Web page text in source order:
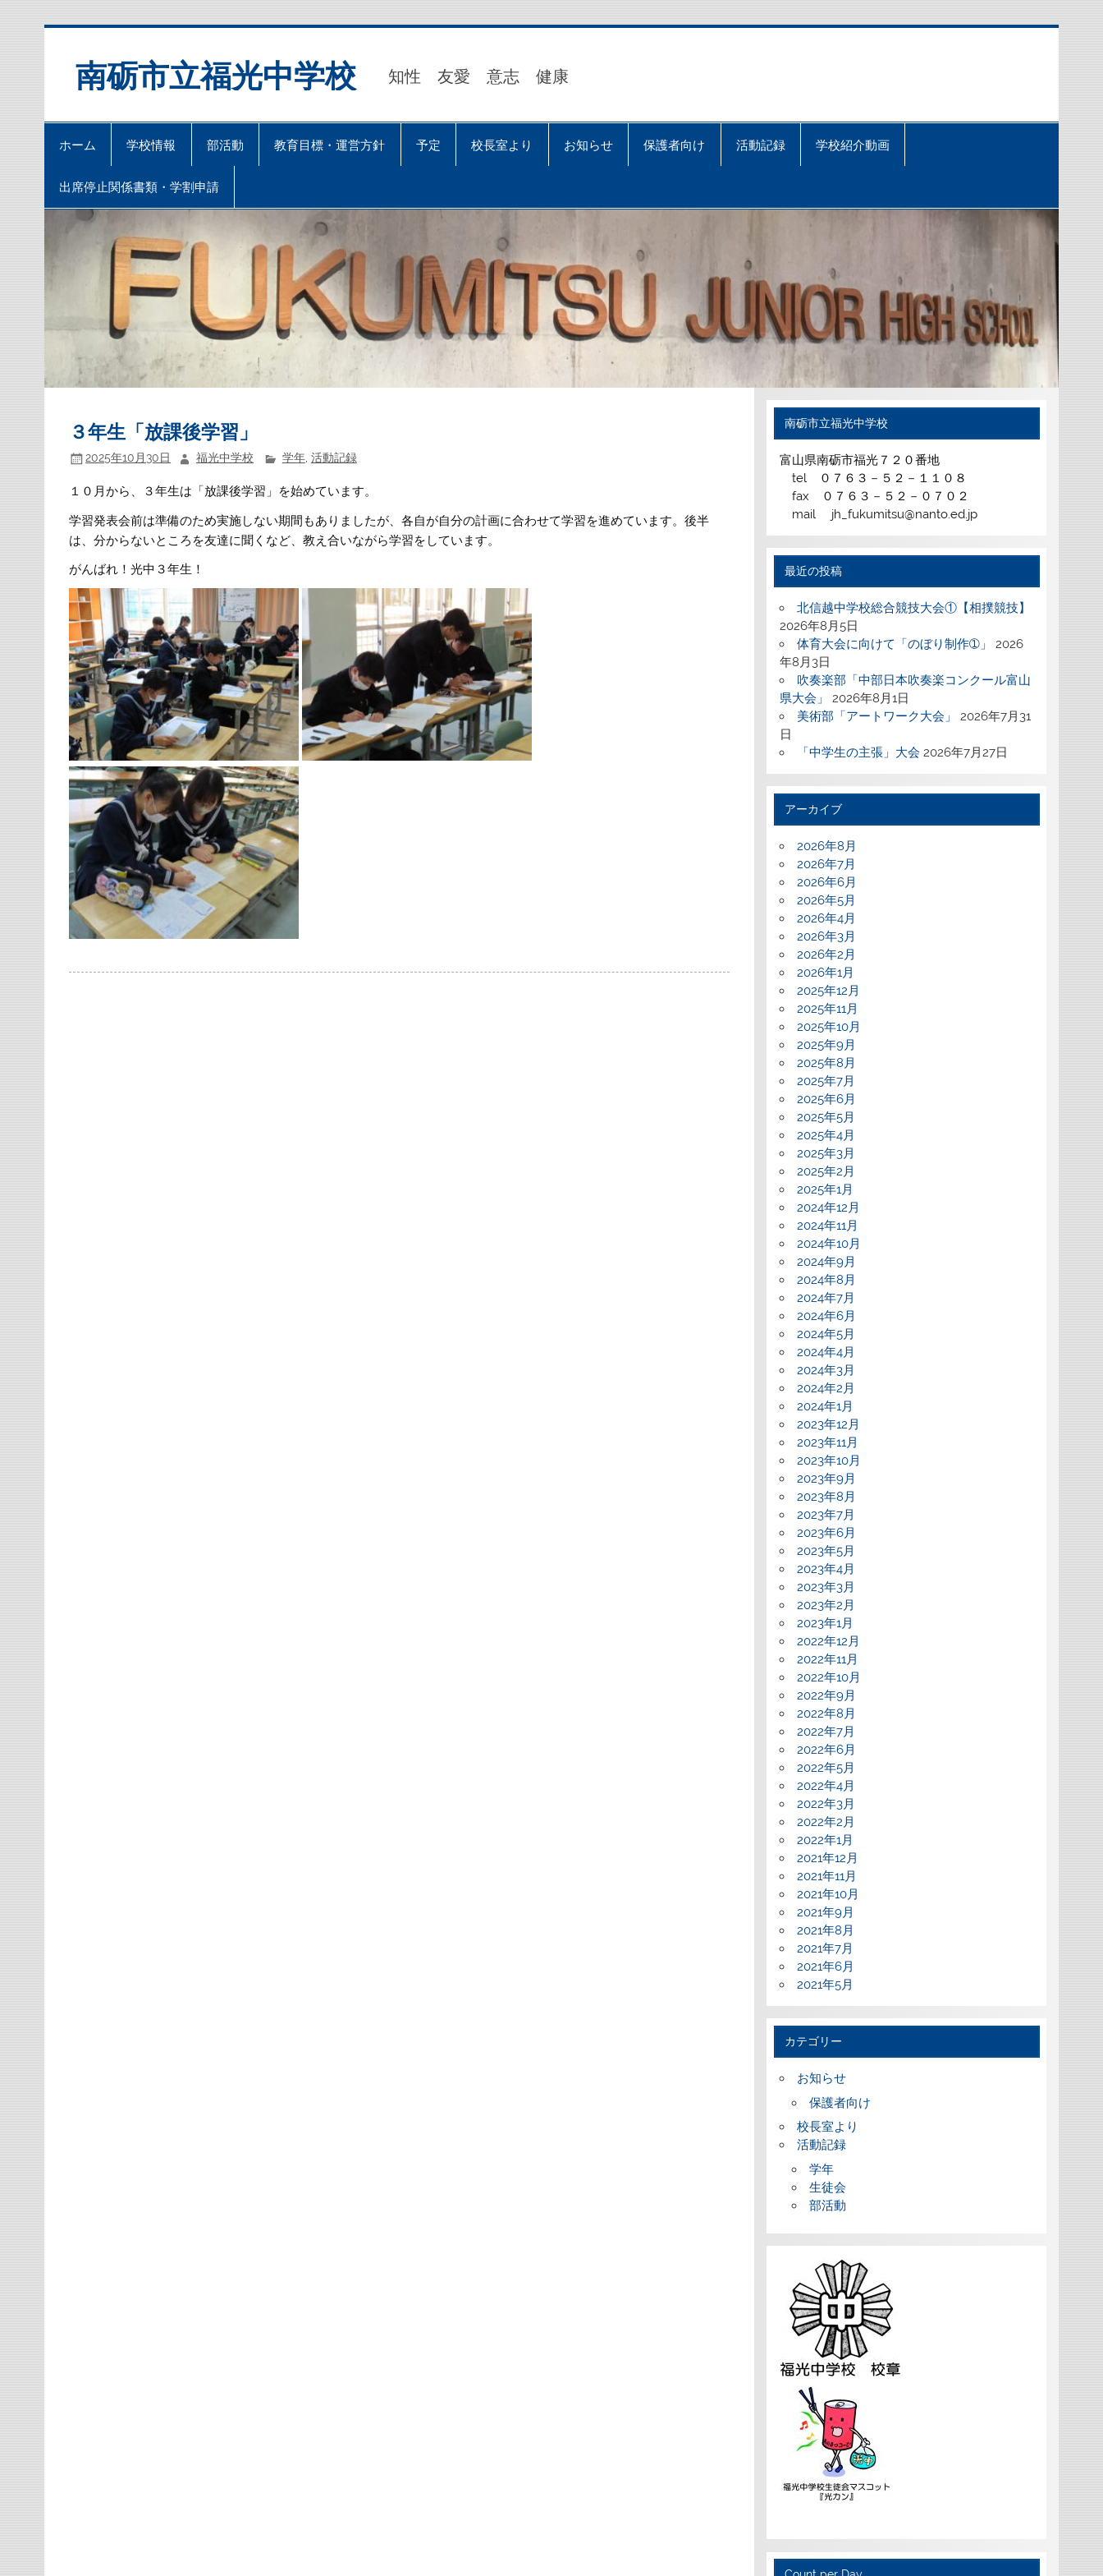
南砺市立福光中学校 知性 友愛 意志 健康
ホーム 学校情報 部活動 教育目標・運営方針 予定 校長室より お知らせ 保護者向け 活動記録 学校紹介動画
出席停止関係書類・学割申請
３年生「放課後学習」
2025年10月30日 福光中学校 学年, 活動記録
１０月から、３年生は「放課後学習」を始めています。
学習発表会前は準備のため実施しない期間もありましたが、各自が自分の計画に合わせて学習を進めています。後半
は、分からないところを友達に聞くなど、教え合いながら学習をしています。
がんばれ！光中３年生！
南砺市立福光中学校
富山県南砺市福光７２０番地
tel ０７６３－５２－１１０８
fax ０７６３－５２－０７０２
mail jh_fukumitsu@nanto.ed.jp
最近の投稿
北信越中学校総合競技大会①【相撲競技】
2026年8月5日
体育大会に向けて「のぼり制作➀」
2026
年8月3日
吹奏楽部「中部日本吹奏楽コンクール富山
県大会」
2026年8月1日
美術部「アートワーク大会」
2026年7月31
日
「中学生の主張」大会 2026年7月27日
アーカイブ
2026年8月
2026年7月
2026年6月
2026年5月
2026年4月
2026年3月
2026年2月
2026年1月
2025年12月
2025年11月
2025年10月
2025年9月
2025年8月
2025年7月
2025年6月
2025年5月
2025年4月
2025年3月
2025年2月
2025年1月
2024年12月
2024年11月
2024年10月
2024年9月
2024年8月
2024年7月
2024年6月
2024年5月
2024年4月
2024年3月
2024年2月
2024年1月
2023年12月
2023年11月
2023年10月
2023年9月
2023年8月
2023年7月
2023年6月
2023年5月
2023年4月
2023年3月
2023年2月
2023年1月
2022年12月
2022年11月
2022年10月
2022年9月
2022年8月
2022年7月
2022年6月
2022年5月
2022年4月
2022年3月
2022年2月
2022年1月
2021年12月
2021年11月
2021年10月
2021年9月
2021年8月
2021年7月
2021年6月
2021年5月
カテゴリー
お知らせ
保護者向け
校長室より
活動記録
学年
生徒会
部活動